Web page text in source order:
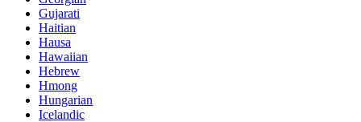
Gujarati
Haitian
Hausa
Hawaiian
Hebrew
Hmong
Hungarian
Icelandic